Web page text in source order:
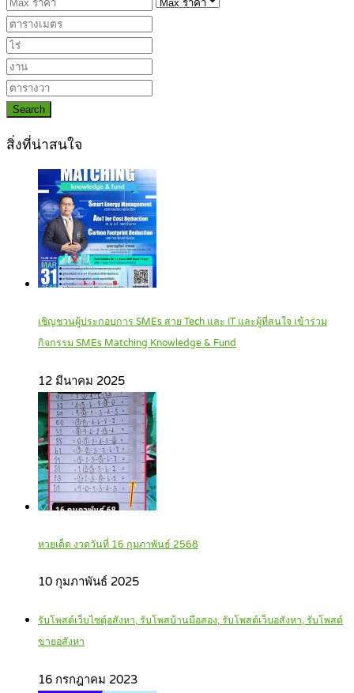
Search
สิ่งที่น่าสนใจ
เชิญชวนผู้ประกอบการ SMEs สาย Tech และ IT และผู้ที่สนใจ เข้าร่วม
กิจกรรม SMEs Matching Knowledge & Fund
12 มีนาคม 2025
หวยเด็ด งวดวันที่ 16 กุมภาพันธ์ 2568
10 กุมภาพันธ์ 2025
รับโพสต์เว็บไซตฺ์อสังหา, รับโพสบ้านมือสอง, รับโพสต์เว็บอสังหา, รับโพสต์
ขายอสังหา
16 กรกฎาคม 2023